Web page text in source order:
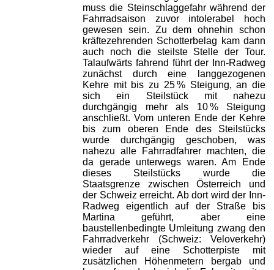
muss die Steinschlaggefahr während der
Fahrradsaison zuvor intolerabel hoch
gewesen sein. Zu dem ohnehin schon
kräftezehrenden Schotterbelag kam dann
auch noch die steilste Stelle der Tour.
Talaufwärts fahrend führt der Inn-Radweg
zunächst durch eine langgezogenen
Kehre mit bis zu 25 % Steigung, an die
sich ein Steilstück mit nahezu
durchgängig mehr als 10 % Steigung
anschließt. Vom unteren Ende der Kehre
bis zum oberen Ende des Steilstücks
wurde durchgängig geschoben, was
nahezu alle Fahrradfahrer machten, die
da gerade unterwegs waren. Am Ende
dieses Steilstücks wurde die
Staatsgrenze zwischen Österreich und
der Schweiz erreicht. Ab dort wird der Inn-
Radweg eigentlich auf der Straße bis
Martina geführt, aber eine
baustellenbedingte Umleitung zwang den
Fahrradverkehr (Schweiz: Veloverkehr)
wieder auf eine Schotterpiste mit
zusätzlichen Höhenmetern bergab und